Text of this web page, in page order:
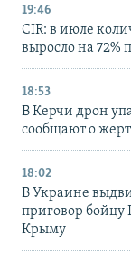
19:46
CIR: в июле
выросло на
18:53
В Керчи дрон
сообщают о
18:02
В Украине
приговор
Крыму